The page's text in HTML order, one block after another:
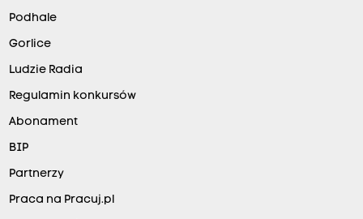
Podhale
Gorlice
Ludzie Radia
Regulamin konkursów
Abonament
BIP
Partnerzy
Praca na Pracuj.pl